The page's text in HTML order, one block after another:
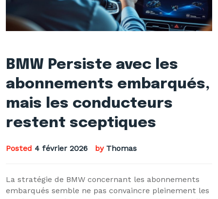
BMW Persiste avec les
abonnements embarqués,
mais les conducteurs
restent sceptiques
Posted 4 février 2026 by Thomas
La stratégie de BMW concernant les abonnements
embarqués semble ne pas convaincre pleinement les